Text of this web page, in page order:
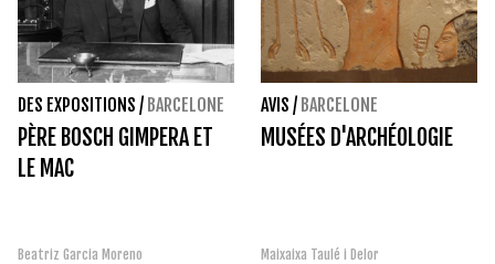
DES EXPOSITIONS / BARCELONE
PÈRE BOSCH GIMPERA ET
LE MAC
Beatriz Garcia Moreno
AVIS / BARCELONE
MUSÉES D'ARCHÉOLOGIE
Maixaixa Taulé i Delor